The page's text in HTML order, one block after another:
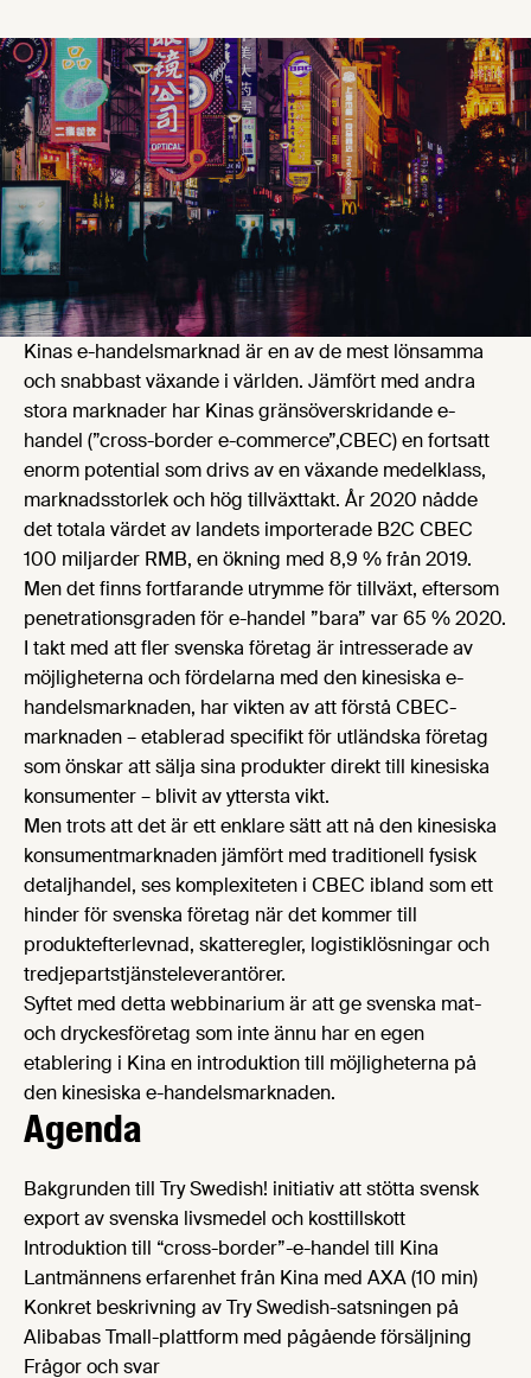
Kinas e-handelsmarknad är en av de mest lönsamma
och snabbast växande i världen. Jämfört med andra
stora marknader har Kinas gränsöverskridande e-
handel (”cross-border e-commerce”,CBEC) en fortsatt
enorm potential som drivs av en växande medelklass,
marknadsstorlek och hög tillväxttakt. År 2020 nådde
det totala värdet av landets importerade B2C CBEC
100 miljarder RMB, en ökning med 8,9 % från 2019.
Men det finns fortfarande utrymme för tillväxt, eftersom
penetrationsgraden för e-handel ”bara” var 65 % 2020.
I takt med att fler svenska företag är intresserade av
möjligheterna och fördelarna med den kinesiska e-
handelsmarknaden, har vikten av att förstå CBEC-
marknaden – etablerad specifikt för utländska företag
som önskar att sälja sina produkter direkt till kinesiska
konsumenter – blivit av yttersta vikt.
Men trots att det är ett enklare sätt att nå den kinesiska
konsumentmarknaden jämfört med traditionell fysisk
detaljhandel, ses komplexiteten i CBEC ibland som ett
hinder för svenska företag när det kommer till
produktefterlevnad, skatteregler, logistiklösningar och
tredjepartstjänsteleverantörer.
Syftet med detta webbinarium är att ge svenska mat-
och dryckesföretag som inte ännu har en egen
etablering i Kina en introduktion till möjligheterna på
den kinesiska e-handelsmarknaden.
Agenda
Bakgrunden till Try Swedish! initiativ att stötta svensk
export av svenska livsmedel och kosttillskott
Introduktion till “cross-border”-e-handel till Kina
Lantmännens erfarenhet från Kina med AXA (10 min)
Konkret beskrivning av Try Swedish-satsningen på
Alibabas Tmall-plattform med pågående försäljning
Frågor och svar